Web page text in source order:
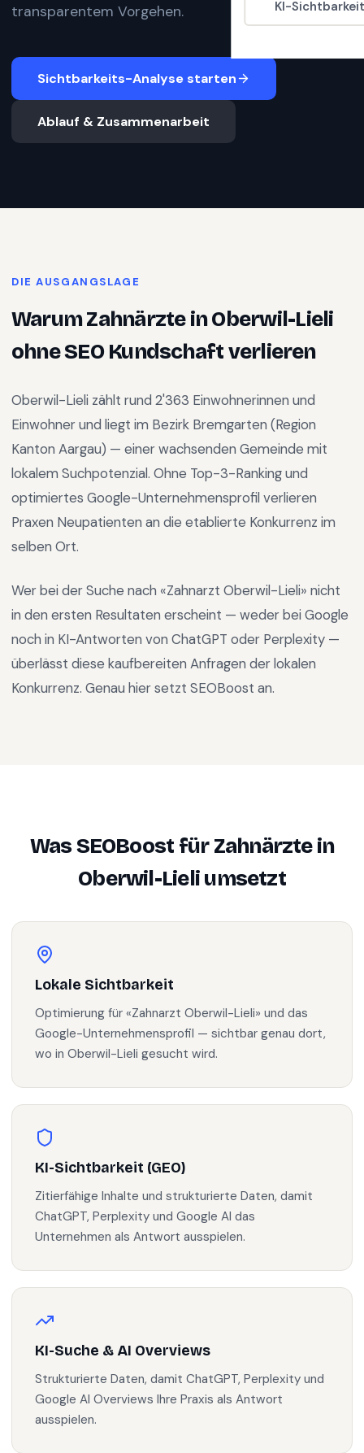
KI-
transparentem Vorgehen.
Sichtbarkeits-Analyse starten
Ablauf & Zusammenarbeit
DIE AUSGANGSLAGE
WarumZahnärzteinOberwil-Lieli
ohne SEO Kundschaft verlieren
Oberwil-Lieli zählt rund 2'363 Einwohnerinnen und
Einwohner und liegt im Bezirk Bremgarten (Region
Kanton Aargau) — einer wachsenden Gemeinde mit
lokalem Suchpotenzial. Ohne Top-3-Ranking und
optimiertes Google-Unternehmensprofil verlieren
Praxen Neupatienten an die etablierte Konkurrenz im
selben Ort.
Wer bei der Suche nach «Zahnarzt Oberwil-Lieli» nicht
in den ersten Resultaten erscheint — weder bei Google
noch in KI-Antworten von ChatGPT oder Perplexity —
überlässt diese kaufbereiten Anfragen der lokalen
Konkurrenz. Genau hier setzt SEOBoost an.
Was SEOBoost fürZahnärztein
Oberwil-Lieliumsetzt
Lokale Sichtbarkeit
Optimierung für «Zahnarzt Oberwil-Lieli» und das
Google-Unternehmensprofil — sichtbar genau dort,
wo in Oberwil-Lieli gesucht wird.
KI-Sichtbarkeit (GEO)
Zitierfähige Inhalte und strukturierte Daten, damit
ChatGPT, Perplexity und Google AI das
Unternehmen als Antwort ausspielen.
KI-Suche & AI Overviews
Strukturierte Daten, damit ChatGPT, Perplexity und
Google AI Overviews Ihre Praxis als Antwort
ausspielen.